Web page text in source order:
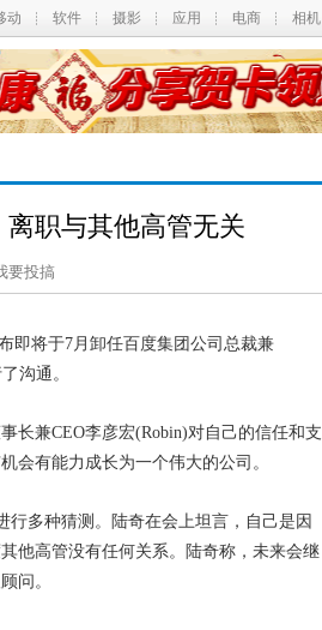
动 软件 摄影 应用 电商 相机
职与其他高管无关
要投搞
将于7月卸任百度集团公司总裁兼
沟通。
兼CEO李彦宏(Robin)对自己的信任和支
会有能力成长为一个伟大的公司。
多种猜测。陆奇在会上坦言，自己是因
他高管没有任何关系。陆奇称，未来会继
问。